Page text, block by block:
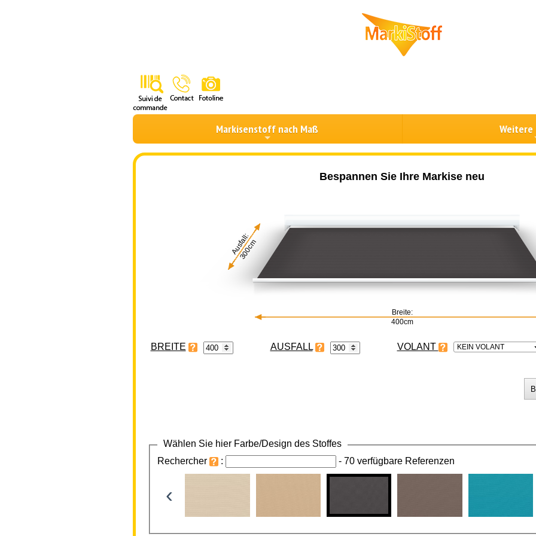
Markisenstoff nach Maß Weitere
Bespannen Sie Ihre Markise neu
Breite:
400cm
Ausfall:
300cm
BREITE VOLANT KEIN VOLANT
Wählen Sie hier Farbe/Design des Stoffes
Rechercher
: - 70 verfügbare Referenzen
‹